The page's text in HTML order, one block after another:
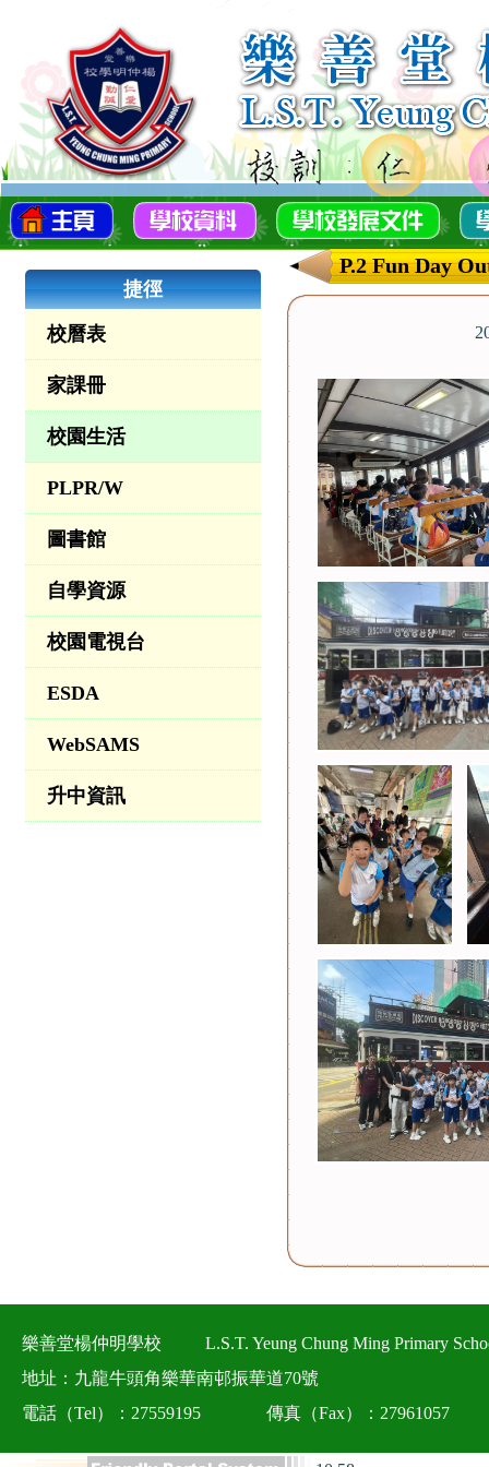
捷徑
校曆表
家課冊
校園生活
PLPR/W
圖書館
自學資源
校園電視台
ESDA
WebSAMS
升中資訊
P.2 Fun Day
樂善堂楊仲明學校
L.S.T. Yeung Chung Ming Primary
地址：九龍牛頭角樂華南邨振華道70號
電話（Tel）：27559195
傳真（Fax）：27961057